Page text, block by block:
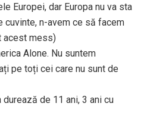
Europei, dar Europa nu va sta
cuvinte, n-avem ce să facem
acest mess)
Alone. Nu suntem
pe toți cei care nu sunt de
de 11 ani, 3 ani cu